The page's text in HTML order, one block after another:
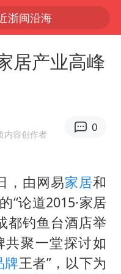
四川宜宾5.5级地震后余震为何不断
2026“未录满”本科专业排行榜出炉
2026年7月份居民消费价格同比上涨0.5%
约”出现
上海中心城区暴雨预警由橙变红
台铃电动车仅骑一年就断电趴窝
居产业高峰
内容创作者
0
，由网易家居和
“论道2015·家居
都钓鱼台酒店举
聚一堂探讨如
牌王者”，以下为